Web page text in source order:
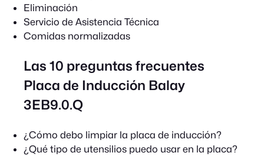
Eliminación
Servicio de Asistencia Técnica
Comidas normalizadas
Las 10 preguntas frecuentes
Placa de Inducción Balay
3EB9.0.Q
¿Cómo debo limpiar la placa de inducción?
¿Qué tipo de utensilios puedo usar en la placa?